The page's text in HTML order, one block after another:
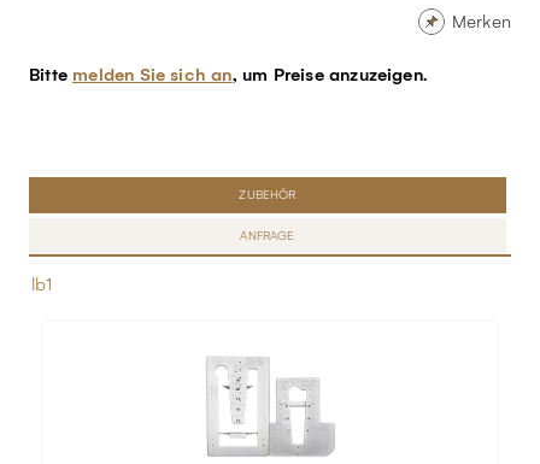
Merken
Bitte melden Sie sich an, um Preise anzuzeigen.
ZUBEHÖR
ANFRAGE
lb1